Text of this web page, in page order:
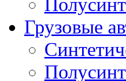
Грузовые